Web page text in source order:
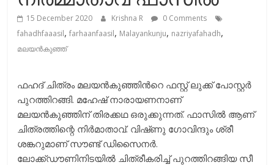
15 December 2020 Krishna R
0 Comments
fahadhfaaasil,farhaanfaasil, Malayankunju, nazriyafahadh,
മലയന്‍കുഞ്ഞ്
ഫഹദ് ചിത്രം മലയൻകുഞ്ഞിന്‍റെ ഫസ്റ്റ് ലുക്ക് പോസ്റ്റര്‍
പുറത്തിറങ്ങി. മഹേഷ് നാരായണനാണ്
മലയൻകുഞ്ഞിന് തിരക്കഥ ഒരുക്കുന്നത്. ഫാസിൽ ആണ്
ചിത്രത്തിന്റെ നിർമാതാവ്. വിഷ്‍ണു ഗോവിന്ദും ശ്രീ
ശങ്കറുമാണ് സൗണ്ട് ഡിസൈനര്‍.
ലോക്ക്ഡൗണിനിടയിൽ ചിത്രീകരിച്ച് പുറത്തിറങ്ങിയ സീ